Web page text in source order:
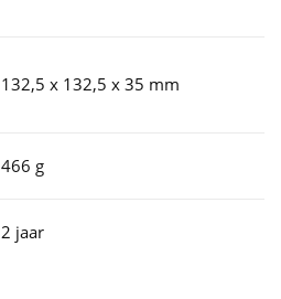
132,5 x 132,5 x 35 mm
466 g
2 jaar